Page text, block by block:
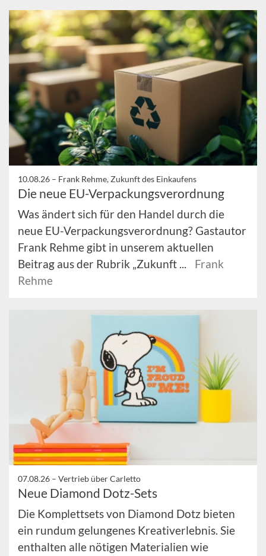
10.08.26 – Frank Rehme, Zukunft des Einkaufens
Die neue EU-Verpackungsverordnung
Was ändert sich für den Handel durch die
neue EU-Verpackungsverordnung? Gastautor
Frank Rehme gibt in unserem aktuellen
Beitrag aus der Rubrik „Zukunft ...
Frank
Rehme
07.08.26 – Vertrieb über Carletto
Neue Diamond Dotz-Sets
Die Komplettsets von Diamond Dotz bieten
ein rundum gelungenes Kreativerlebnis. Sie
enthalten alle nötigen Materialien wie